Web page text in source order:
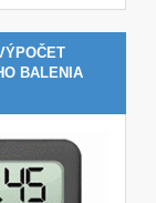
BALENIA